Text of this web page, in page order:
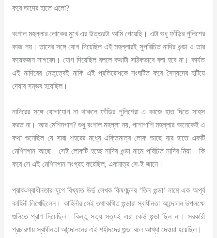
করে তাদের হাতে এলো?
বংশাল মহল্লার লোকের মুখে এর উত্তরটা আমি পেয়েছি। এটা শুধু ফাঁড়ির পুলিশের
কাজ নয়। তাদের সঙ্গে যোগ দিয়েছিল এই মহল্লারই সুপরিচিত নাদির গুন্ডা ও তার
কয়েকজন সাগরেদ। যোগ দিয়েছিল বললে কথাটা সঠিকভাবে বলা হবে না। কার্যত
এই নাদিরের নেতৃত্বেই নাকি এই প্রতিরোধকে সংঘটিত করে সৈন্যদের হটিয়ে
দেয়ার সম্ভব হয়েছিল।
নাদিরের সঙ্গে যোগাযোগ না থাকলে ফাঁড়ির পুলিশেরা এ কাজে হাত দিতে সাহস
করত না। আর মেশিনগান? শুধু বংশাল মহল্লা নয়, পাশাপাশি মহল্লার অনেকেই এ
কথা শুনেছিল যে সারা শহরের মধ্যে এক্তিমাত্র লোক আছে যার হাতে একটি
মেশিনগান আছে। সেই লোকটি হচ্ছে নাদির গুন্ডা নামে পরিচিত নাদির মিয়া। কি
করে সে এই মেশিনগান সংগ্রহ করেছিল, একমাত্র সে-ই জানে।
প্রাক-স্বাধীনতার যুগে বিখ্যাত উর্দু লেখক কিষণচন্দর ‘তিন গুন্ডা’ নামে এক অপূর্ব
কাহিনী লিখেছিলেন। কাহিনীর সেই তথাকথিত গুন্ডারা স্বাধীনতা আন্দোলন উপলক্ষে
গুলিতে প্রাণ দিয়েছিল। কিন্তু সত্য সত্যই এরা কেউ গুন্ডা ছিল না। সরকারী
প্রচারণায় স্বাধীনতা আন্দোলনের এই শহীদদের গুন্ডা বলে আখ্যা দেওয়া হয়েছিল।